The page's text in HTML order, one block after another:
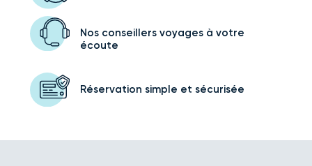
Nos conseillers voyagesà votre
écoute
Réservation simple et sécurisée